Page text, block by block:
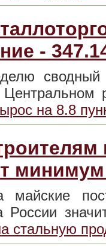
-
сводный
на 8.8
минимум
России
стальную